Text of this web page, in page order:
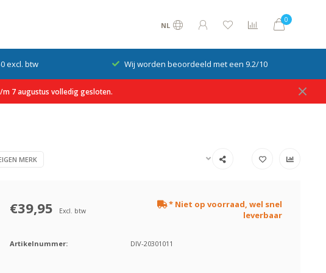
NL
0
excl. btw Wij worden beoordeeld met een 9.2/10
7 augustus volledig gesloten.
MERK
€39,95 Excl. btw
* Niet op voorraad, wel snel
leverbaar
Artikelnummer: DIV-20301011